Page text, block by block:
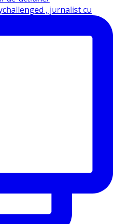
, jurnalist cu